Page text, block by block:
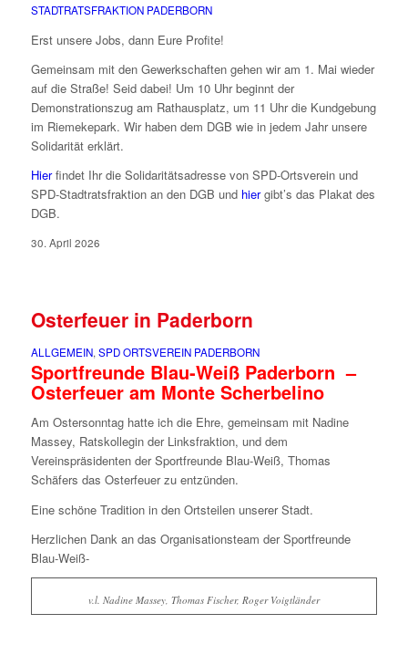
STADTRATSFRAKTION PADERBORN
Erst unsere Jobs, dann Eure Profite!
Gemeinsam mit den Gewerkschaften gehen wir am 1. Mai wieder
auf die Straße! Seid dabei! Um 10 Uhr beginnt der
Demonstrationszug am Rathausplatz, um 11 Uhr die Kundgebung
im Riemekepark. Wir haben dem DGB wie in jedem Jahr unsere
Solidarität erklärt.
Hierfindet Ihr die Solidaritätsadresse von SPD-Ortsverein und
SPD-Stadtratsfraktion an den DGB und hiergibt’s das Plakat des
DGB.
30. April 2026
Osterfeuer in Paderborn
ALLGEMEIN,SPD ORTSVEREIN PADERBORN
Sportfreunde Blau-Weiß Paderborn –
Osterfeuer am Monte Scherbelino
Am Ostersonntag hatte ich die Ehre, gemeinsam mit Nadine
Massey, Ratskollegin der Linksfraktion, und dem
Vereinspräsidenten der Sportfreunde Blau-Weiß, Thomas
Schäfers das Osterfeuer zu entzünden.
Eine schöne Tradition in den Ortsteilen unserer Stadt.
Herzlichen Dank an das Organisationsteam der Sportfreunde
Blau-Weiß-
v.l. Nadine Massey, Thomas Fischer, Roger Voigtländer